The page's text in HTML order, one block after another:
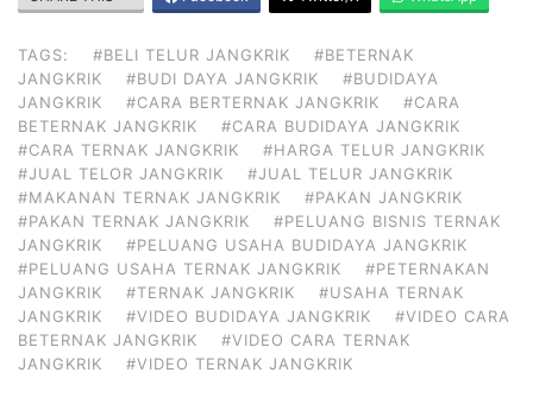
TAGS: #BELI TELUR JANGKRIK
#BETERNAK
JANGKRIK
#BUDI DAYA JANGKRIK
#BUDIDAYA
JANGKRIK
#CARA BERTERNAK JANGKRIK
#CARA
BETERNAK JANGKRIK
#CARA BUDIDAYA JANGKRIK
#CARA TERNAK JANGKRIK
#HARGA TELUR JANGKRIK
#JUAL TELOR JANGKRIK
#JUAL TELUR JANGKRIK
#MAKANAN TERNAK JANGKRIK
#PAKAN JANGKRIK
#PAKAN TERNAK JANGKRIK
#PELUANG BISNIS TERNAK
JANGKRIK
#PELUANG USAHA BUDIDAYA JANGKRIK
#PELUANG USAHA TERNAK JANGKRIK
#PETERNAKAN
JANGKRIK
#TERNAK JANGKRIK
#USAHA TERNAK
JANGKRIK
#VIDEO BUDIDAYA JANGKRIK
#VIDEO CARA
BETERNAK JANGKRIK
#VIDEO CARA TERNAK
JANGKRIK
#VIDEO TERNAK JANGKRIK